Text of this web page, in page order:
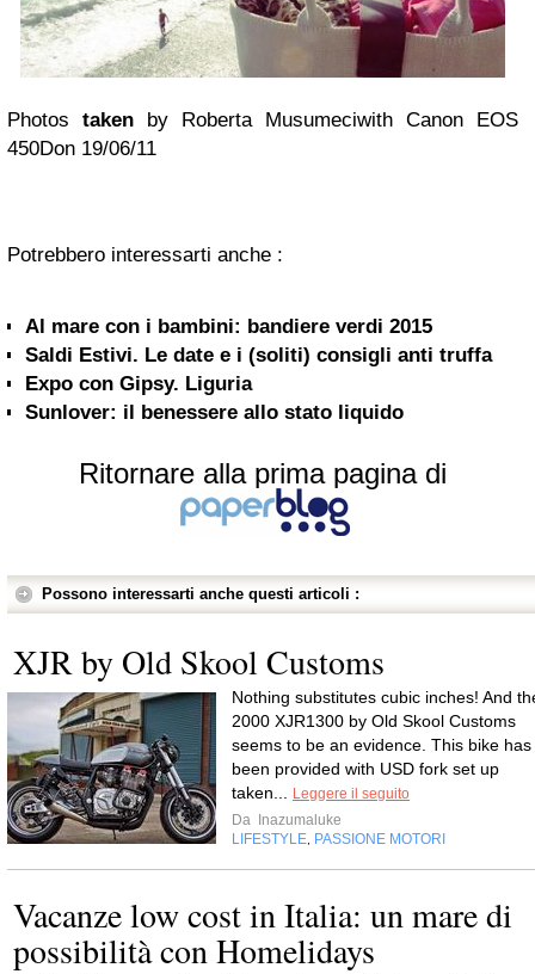
Photos taken by Roberta Musumeciwith Canon EOS
450Don 19/06/11
Potrebbero interessarti anche :
Al mare con i bambini: bandiere verdi 2015
Saldi Estivi. Le date e i (soliti) consigli anti truffa
Expo con Gipsy. Liguria
Sunlover: il benessere allo stato liquido
Ritornare alla prima pagina di
Possono interessarti anche questi articoli :
XJR by Old Skool Customs
Nothing substitutes cubic inches! And
2000 XJR1300 by Old Skool Customs
seems to be an evidence. This bike has
been provided with USD fork set up
taken...
Leggere il seguito
Da
Inazumaluke
LIFESTYLE PASSIONE MOTORI
Vacanze low cost in Italia: un mare di
possibilità con Homelidays